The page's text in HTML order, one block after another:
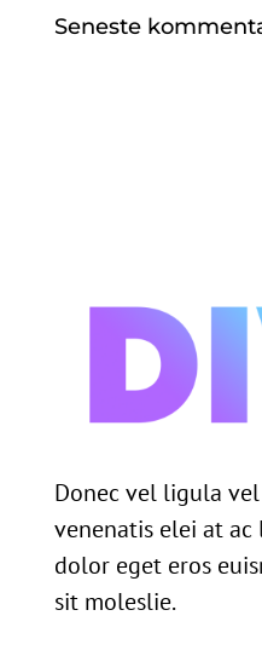
Seneste
Donec vel ligula
venenatis elei at ac
dolor eget eros
sit moleslie.